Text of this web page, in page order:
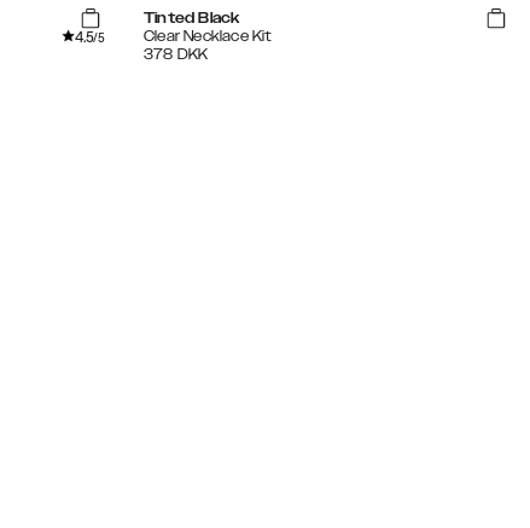
4.5/5
Tinted Black
Clear Necklace Kit
378 DKK